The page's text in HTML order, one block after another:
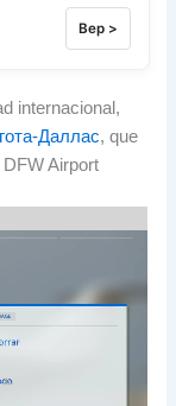
Вер >
internacional ,
Даллас,que
DFW Airport